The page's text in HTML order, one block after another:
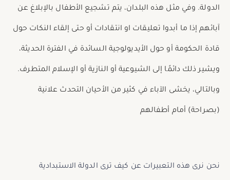
الدولة. وفي مثل هذه البلدان، يتم تشجيع الأطفال بالإبلاغ عن
آبائهم إذا ما أبدوا تعليقات او انتقادات أو حتى إلقاء النكات حول
قادة الحكومة أو حول الأيديولوجية السائدة في الفترة الحديثة،
ويشير ذلك دائمًا إلى الشيوعية أو النازية أو الإسلام المتطرف.
وبالتالي، يخشى الآباء في كثير من الأحيان التحدث علانية
(بصراحة) أمام أطفالهم
نحن نرى هذه التعبيرات عن كيف ترى الدولة الاستبدادية